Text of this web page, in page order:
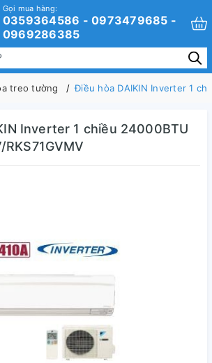
Gọi mua hàng:
0359364586 - 0973479685 -
0969286385
treo tường Điều hòa DAIKIN Inverter 1
Inverter 1 chiều 24000BTU
RKS71GVMV